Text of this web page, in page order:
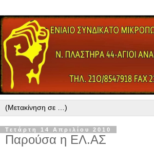
Τετάρτη 14 Απριλίου 2010
Παρούσα η ΕΛ.ΑΣ